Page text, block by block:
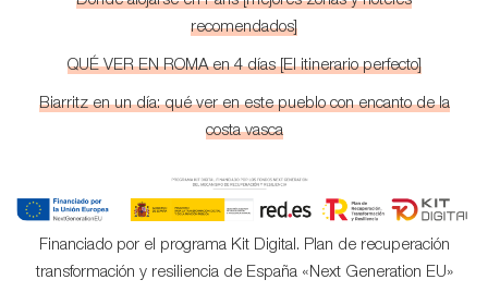
recomendados]
QUÉ VER EN ROMA en 4 días [El itinerario perfecto]
Biarritz en un día: qué ver en este pueblo con encanto de la
costa vasca
Financiado por el programa Kit Digital. Plan de recuperación
transformación y resiliencia de España «Next Generation EU»